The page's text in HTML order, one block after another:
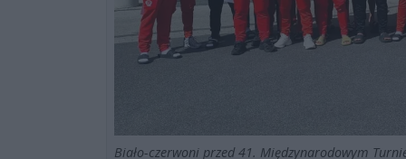
Biało-czerwoni przed 41. Międzynarodowym